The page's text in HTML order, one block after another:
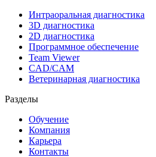
Интраоральная диагностика
3D диагностика
2D диагностика
Программное обеспечение
Team Viewer
CAD/CAM
Ветеринарная диагностика
Разделы
Обучение
Компания
Карьера
Контакты